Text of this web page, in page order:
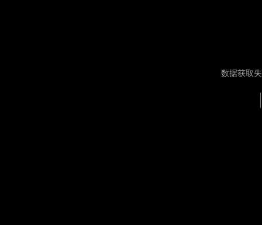
数据获取